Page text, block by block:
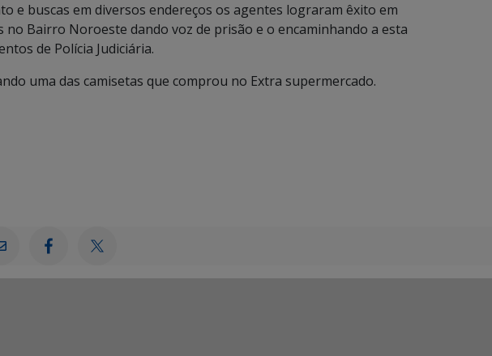
e buscas em diversos endereços os agentes lograram êxito em
no Bairro Noroeste dando voz de prisão e o encaminhando a esta
de Polícia Judiciária.
uma das camisetas que comprou no Extra supermercado.